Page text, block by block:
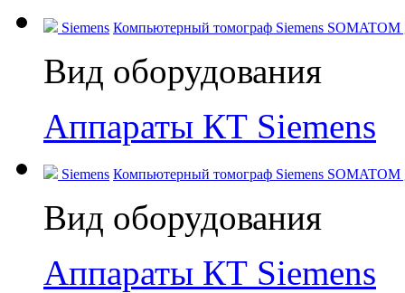
Siemens Компьютерный томограф Siemens SOMATOM
Вид оборудования
Аппараты КТ Siemens
Siemens Компьютерный томограф Siemens SOMATOM
Вид оборудования
Аппараты КТ Siemens